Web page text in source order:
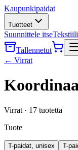
Kaupunkipaidat
Tuotteet
Suunnittele itse
Tallennetut
← Virrat
Virrat · 17 tuotetta
Tuote
T-paidat, unisex T-